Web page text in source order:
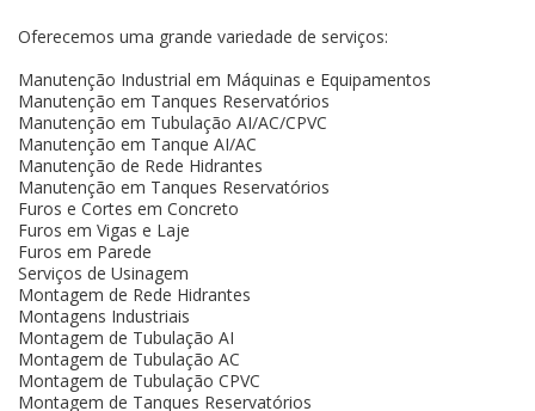
Oferecemos uma grande variedade de serviços:
Manutenção Industrial em Máquinas e Equipamentos
Manutenção em Tanques Reservatórios
Manutenção em Tubulação AI/AC/CPVC
Manutenção em Tanque AI/AC
Manutenção de Rede Hidrantes
Manutenção em Tanques Reservatórios
Furos e Cortes em Concreto
Furos em Vigas e Laje
Furos em Parede
Serviços de Usinagem
Montagem de Rede Hidrantes
Montagens Industriais
Montagem de Tubulação AI
Montagem de Tubulação AC
Montagem de Tubulação CPVC
Montagem de Tanques Reservatórios